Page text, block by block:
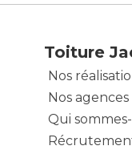
Toiture
Nos
Nos agences
Qui